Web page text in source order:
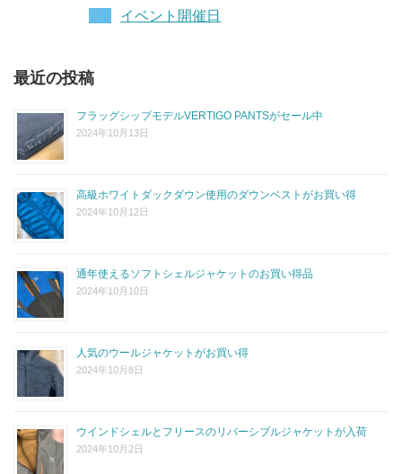
イベント開催日
最近の投稿
フラッグシップモデルVERTIGO PANTSがセール中
2024年10月13日
高級ホワイトダックダウン使用のダウンベストがお買い得
2024年10月12日
通年使えるソフトシェルジャケットのお買い得品
2024年10月10日
人気のウールジャケットがお買い得
2024年10月8日
ウインドシェルとフリースのリバーシブルジャケットが入荷
2024年10月2日